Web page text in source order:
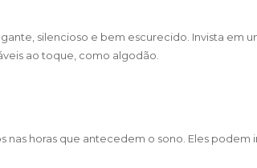
silencioso e bem escurecido. Invista em
ao toque, como algodão.
nas horas que antecedem o sono. Eles